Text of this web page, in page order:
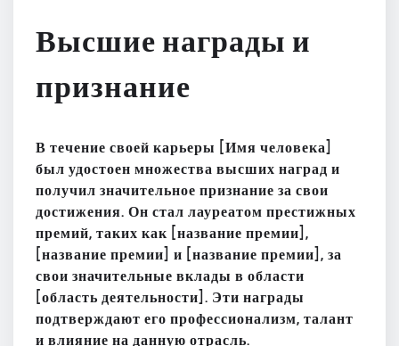
Высшие награды и
признание
В течение своей карьеры [Имя человека]
был удостоен множества высших наград и
получил значительное признание за свои
достижения. Он стал лауреатом престижных
премий, таких как [название премии],
[название премии] и [название премии], за
свои значительные вклады в области
[область деятельности]. Эти награды
подтверждают его профессионализм, талант
и влияние на данную отрасль.